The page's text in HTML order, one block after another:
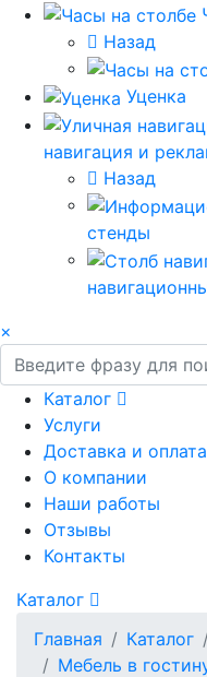
Назад
Уценка
навигация и
Назад
стенды
×
Каталог
Услуги
Доставка и оплата
О компании
Наши работы
Отзывы
Контакты
Каталог
Главная
Каталог
Мебель в